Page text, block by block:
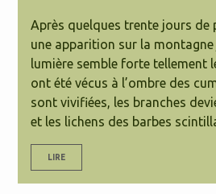
Après quelques trente jours de
une apparition sur la montagne
lumière semble forte tellement
ont été vécus à l’ombre des
sont vivifiées, les branches
et les lichens des barbes
LIRE